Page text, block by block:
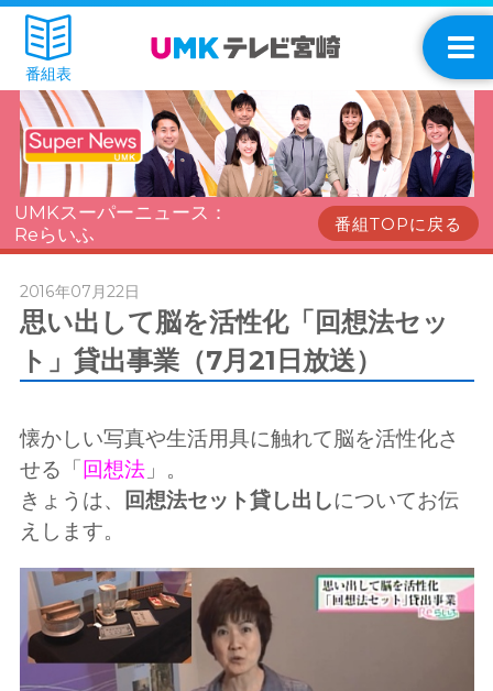
番組表
UMKスーパーニュース：
Reらいふ
番組TOPに戻る
2016年07月22日
思い出して脳を活性化「回想法セッ
ト」貸出事業（7月21日放送）
懐かしい写真や生活用具に触れて脳を活性化さ
せる「回想法」。
きょうは、
回想法セット貸し出しについてお伝
えします。